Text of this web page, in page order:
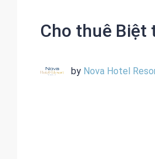
Cho thuê Biệt
by Nova Hotel